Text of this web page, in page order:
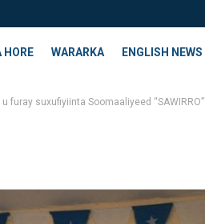
HORE WARARKA ENGLISH NEWS
furay suxufiyiinta Soomaaliyeed “SAWIRRO”